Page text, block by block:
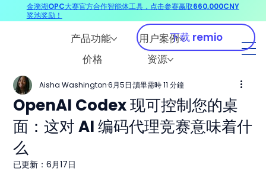
产品功能
用户案例
价格
资源
下载 remio
OpenAI Codex 现可控制您的桌
面：这对 AI 编码代理竞赛意味着什
么
Aisha Washington 6月5日 讀畢需時 11 分鐘
已更新：6月17日
金漪湖OPC大赛官方合作智能体工具，点击参赛赢取660,000CNY
奖池奖励！